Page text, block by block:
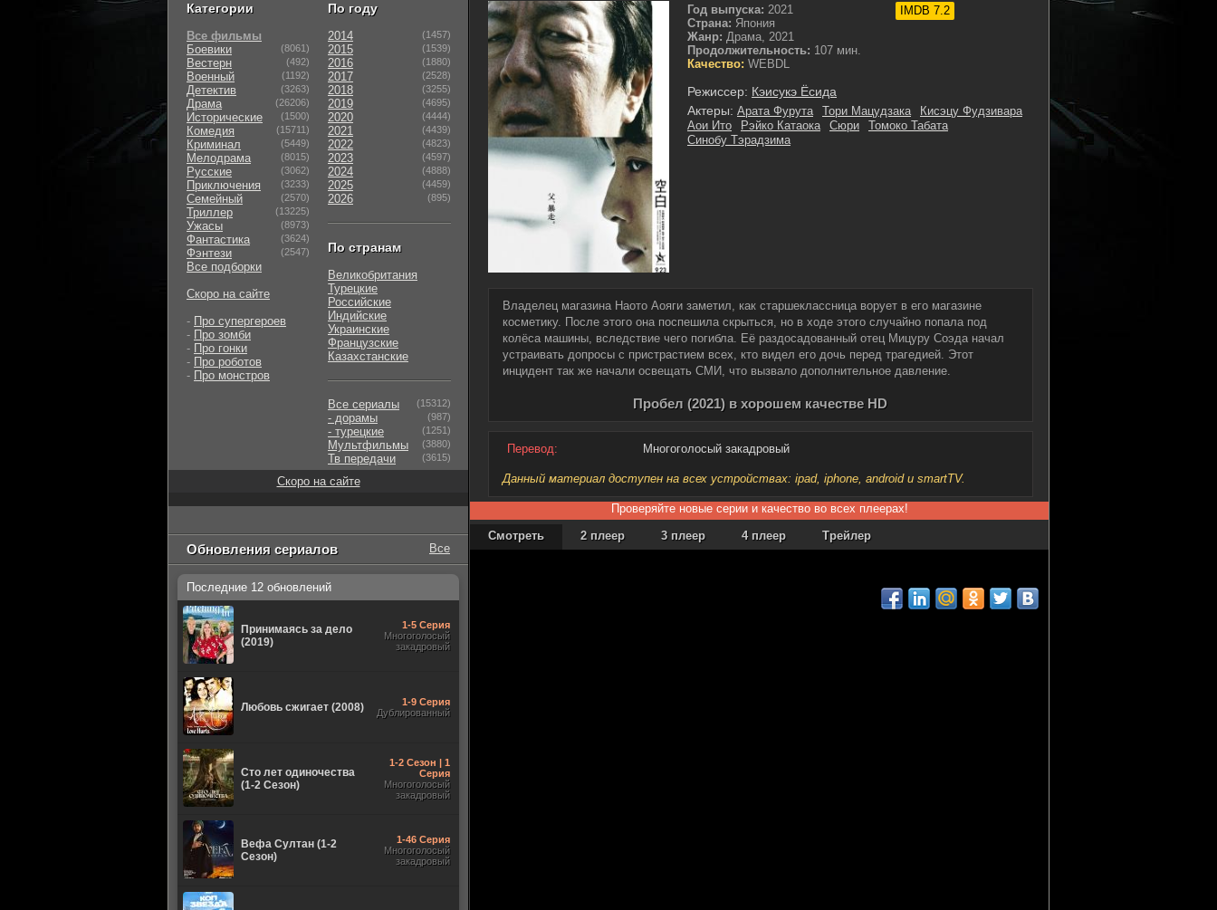
IMDB 7.2
Год выпуска: 2021
Страна: Япония
Жанр: Драма, 2021
Продолжительность: 107 мин.
Качество: WEBDL
Режиссер: Кэисукэ Ёсида
Актеры: Арата Фурута Тори Мацудзака
Кисэцу Фудзивара
Аои Ито
Рэйко Катаока Сюри
Томоко Табата
Синобу Тэрадзима
Владелец магазина Наото Аояги заметил, как старшеклассница ворует в его магазине
косметику. После этого она поспешила скрыться, но в ходе этого случайно попала под
колёса машины, вследствие чего погибла. Её раздосадованный отец Мицуру Соэда начал
устраивать допросы с пристрастием всех, кто видел его дочь перед трагедией. Этот
инцидент так же начали освещать СМИ, что вызвало дополнительное давление.
Пробел (2021) в хорошем качестве HD
Перевод: Многоголосый закадровый
Данный материал доступен на всех устройствах: ipad, iphone, android и smartTV.
Проверяйте новые серии и качество во всех плеерах!
Смотреть
2 плеер 3 плеер 4 плеер Трейлер
Категории
Все фильмы
Боевики
(8061)
Вестерн (492)
Военный (1192)
Детектив (3263)
Драма (26206)
Исторические (1500)
Комедия (15711)
Криминал (5449)
Мелодрама (8015)
Русские (3062)
Приключения (3233)
Семейный (2570)
Триллер (13225)
Ужасы (8973)
Фантастика (3624)
Фэнтези (2547)
Все подборки
Скоро на сайте
- Про супергероев
- Про зомби
- Про гонки
- Про роботов
- Про монстров
По году
2014 (1457)
2015 (1539)
2016 (1880)
2017 (2528)
2018 (3255)
2019 (4695)
2020 (4444)
2021 (4439)
2022 (4823)
2023 (4597)
2024 (4888)
2025 (4459)
2026 (895)
По странам
Великобритания
Турецкие
Российские
Индийские
Украинские
Французские
Казахстанские
Все сериалы (15312)
- дорамы (987)
- турецкие (1251)
Мультфильмы (3880)
Тв передачи (3615)
Скоро на сайте
Обновления сериалов Все
Последние 12 обновлений
Принимаясь за дело
(2019)
1-5 Серия
Многоголосый
закадровый
Любовь сжигает (2008)
1-9 Серия
Дублированный
Сто лет одиночества
(1-2 Сезон)
1-2 Сезон | 1
Серия
Многоголосый
закадровый
Вефа Султан (1-2
Сезон)
1-46 Серия
Многоголосый
закадровый